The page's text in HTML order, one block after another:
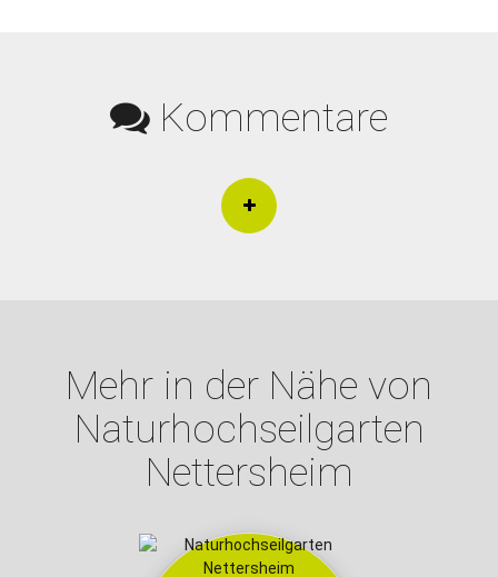
Kommentare
Mehr in der Nähe von
Naturhochseilgarten
Nettersheim